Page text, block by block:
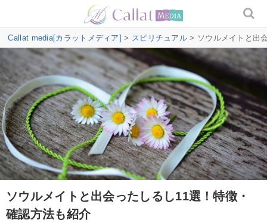
Callat media[カラットメディア] > スピリチュアル > ソウルメイトと出
ソウルメイトと出会ったしるし11選！特徴・
確認方法も紹介